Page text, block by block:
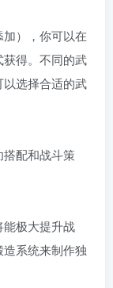
），你可以在
得。不同的武
选择合适的武
配和战斗策
极大提升战
系统来制作独